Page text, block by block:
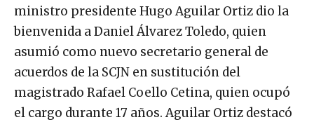
ministro presidente Hugo Aguilar Ortiz dio la
bienvenida a Daniel Álvarez Toledo, quien
asumió como nuevo secretario general de
acuerdos de la SCJN en sustitución del
magistrado Rafael Coello Cetina, quien ocupó
el cargo durante 17 años. Aguilar Ortiz destacó